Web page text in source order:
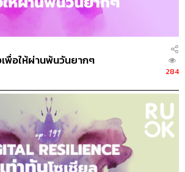
ไม่ได้ผลทันที เพราะทั้งหมดต้องเกิดขึ้น
กฝน เมื่อทำบ่อยเข้า ความมั่นใจจะค่อยๆ
ะพอกพูน และสุดท้ายอาการประหม่า
คนจำนวนมากจะลดลงในที่สุด
าคอปเซ่น
เพื่อให้ผ่านพ้นวันยากๆ
284